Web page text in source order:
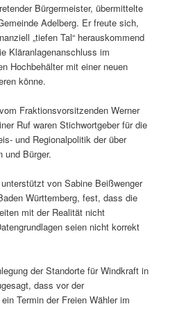
Bürgermeister, übermittelte
Adelberg. Er freute sich,
„tiefen Tal“ herauskommend
Kläranlagenanschluss im
Hochbehälter mit einer neuen
könne.
Fraktionsvorsitzenden Werner
Ruf waren Stichwortgeber für die
und Regionalpolitik der über
und Bürger.
von Sabine Beißwenger
Württemberg, fest, dass die
mit der Realität nicht
seien nicht korrekt
der Standorte für Windkraft in
dass vor der
Termin der Freien Wähler im